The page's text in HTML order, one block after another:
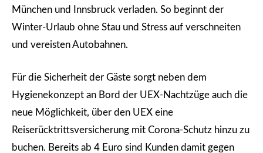
München und Innsbruck verladen. So beginnt der
Winter-Urlaub ohne Stau und Stress auf verschneiten
und vereisten Autobahnen.
Für die Sicherheit der Gäste sorgt neben dem
Hygienekonzept an Bord der UEX-Nachtzüge auch die
neue Möglichkeit, über den UEX eine
Reiserücktrittsversicherung mit Corona-Schutz hinzu zu
buchen. Bereits ab 4 Euro sind Kunden damit gegen